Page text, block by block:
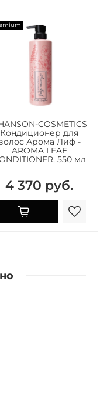
COSMETICS
Кондиционер для
Арома Лиф -
AROMA LEAF
550 мл
4 370 руб.